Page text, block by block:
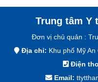
Trung tâm Y
Đơn vị chủ quản :
Địa chỉ: Khu phố Mỹ
Điện
Email: